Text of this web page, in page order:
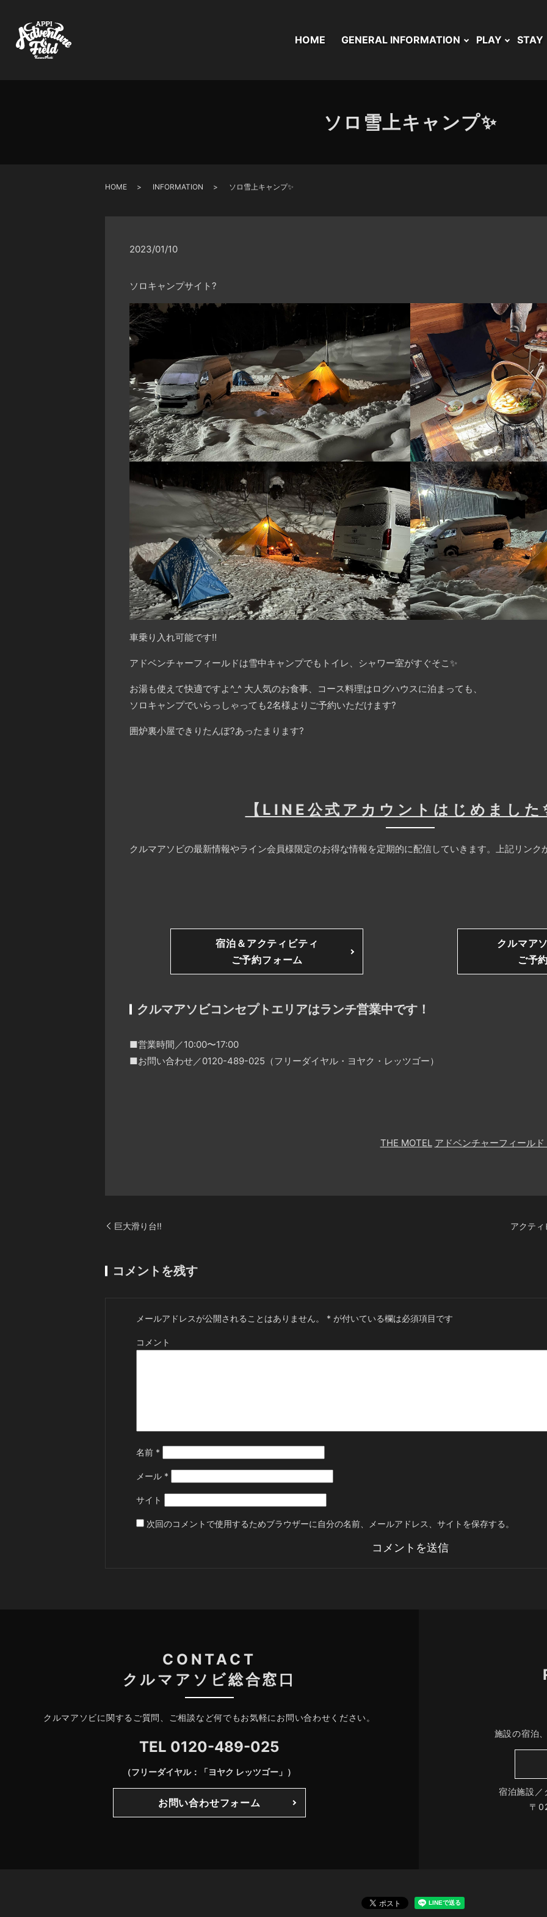
HOME GENERAL INFORMATION PLAY STAY
ソロ雪上キャンプ✨
HOME INFORMATION ソロ雪上キャンプ✨
2023/01/10
ソロキャンプサイト?
車乗り入れ可能です‼️
アドベンチャーフィールドは雪中キャンプでもトイレ、シャワー室がすぐそこ✨
お湯も使えて快適ですよ^_^ 大人気のお食事、コース料理はログハウスに泊まっても、
ソロキャンプでいらっしゃっても2名様よりご予約いただけます?
囲炉裏小屋できりたんぽ?あったまります?
【LINE公式アカウントはじめました
クルマアソビの最新情報やライン会員様限定のお得な情報を定期的に配信していきます。上記リン
宿泊＆アクティビティ
ご予約フォーム
クルマア
ご予
クルマアソビコンセプトエリアはランチ営業中です！
■営業時間／10:00〜17:00
■お問い合わせ／0120-489-025（フリーダイヤル・ヨヤク・レッツゴー）
THE MOTEL アドベンチャーフィールド
巨大滑り台‼️ アクテ
コメントを残す
メールアドレスが公開されることはありません。 * が付いている欄は必須項目です
コメント
名前 *
メール *
サイト
次回のコメントで使用するためブラウザーに自分の名前、メールアドレス、サイトを保存する。
CONTACT
クルマアソビ総合窓口
クルマアソビに関するご質問、ご相談など何でもお気軽にお問い合わせください。
TEL 0120-489-025
（フリーダイヤル：「ヨヤク レッツゴー」）
お問い合わせフォーム
施設の宿泊
宿泊施設／
〒